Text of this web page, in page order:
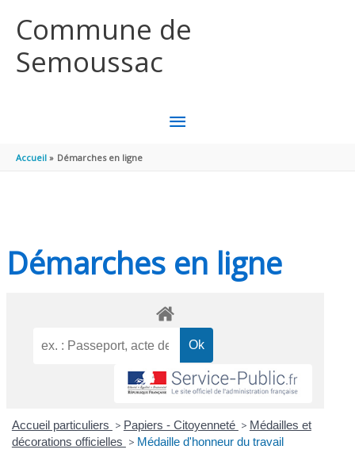
Commune de
Semoussac
MENU
Accueil Démarches en ligne
Démarches en ligne
Accueil particuliers > Papiers - Citoyenneté > Médailles et
décorations officielles > Médaille d'honneur du travail